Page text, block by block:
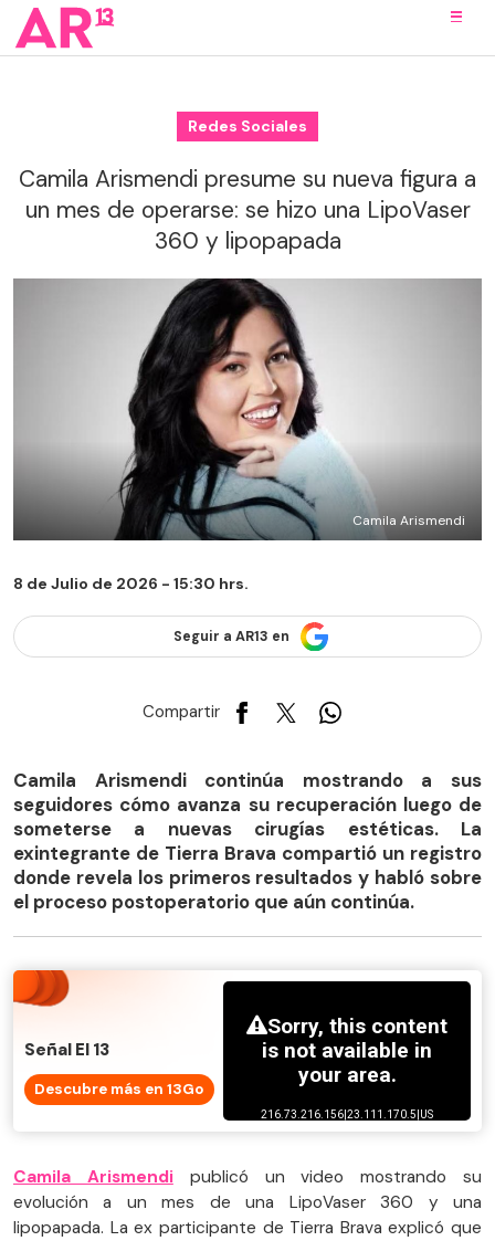
Redes Sociales
Camila Arismendi presume su nueva figura a
un mes de operarse: se hizo una LipoVaser
360 y lipopapada
Camila Arismendi
8 de Julio de 2026 - 15:30 hrs.
Seguir a AR13 en
Compartir
Camila Arismendi continúa mostrando a sus
seguidores cómo avanza su recuperación luego de
someterse a nuevas cirugías estéticas. La
exintegrante de Tierra Brava compartió un registro
donde revela los primeros resultados y habló sobre
el proceso postoperatorio que aún continúa.
Señal El 13
Descubre más en 13Go
Camila Arismendi publicó un video mostrando su
evolución a un mes de una LipoVaser 360 y una
lipopapada. La ex participante de Tierra Brava explicó que